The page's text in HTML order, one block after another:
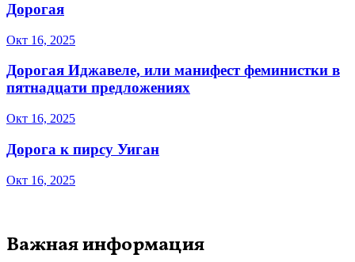
Дорогая
Окт 16, 2025
Дорогая Иджавеле, или манифест феминистки в
пятнадцати предложениях
Окт 16, 2025
Дорога к пирсу Уиган
Окт 16, 2025
Важная информация